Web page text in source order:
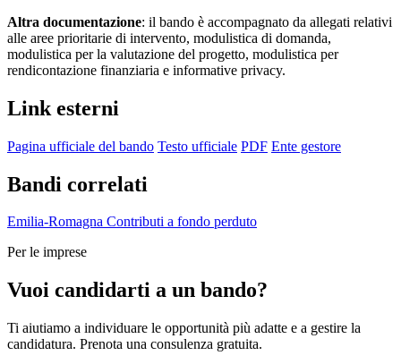
Altra documentazione: il bando è accompagnato da allegati relativi
alle aree prioritarie di intervento, modulistica di domanda,
modulistica per la valutazione del progetto, modulistica per
rendicontazione finanziaria e informative privacy.
Link esterni
Pagina ufficiale del bando Testo ufficiale PDF Ente gestore
Bandi correlati
Emilia-Romagna Contributi a fondo perduto
Per le imprese
Vuoi candidarti a un bando?
Ti aiutiamo a individuare le opportunità più adatte e a gestire la
candidatura. Prenota una consulenza gratuita.